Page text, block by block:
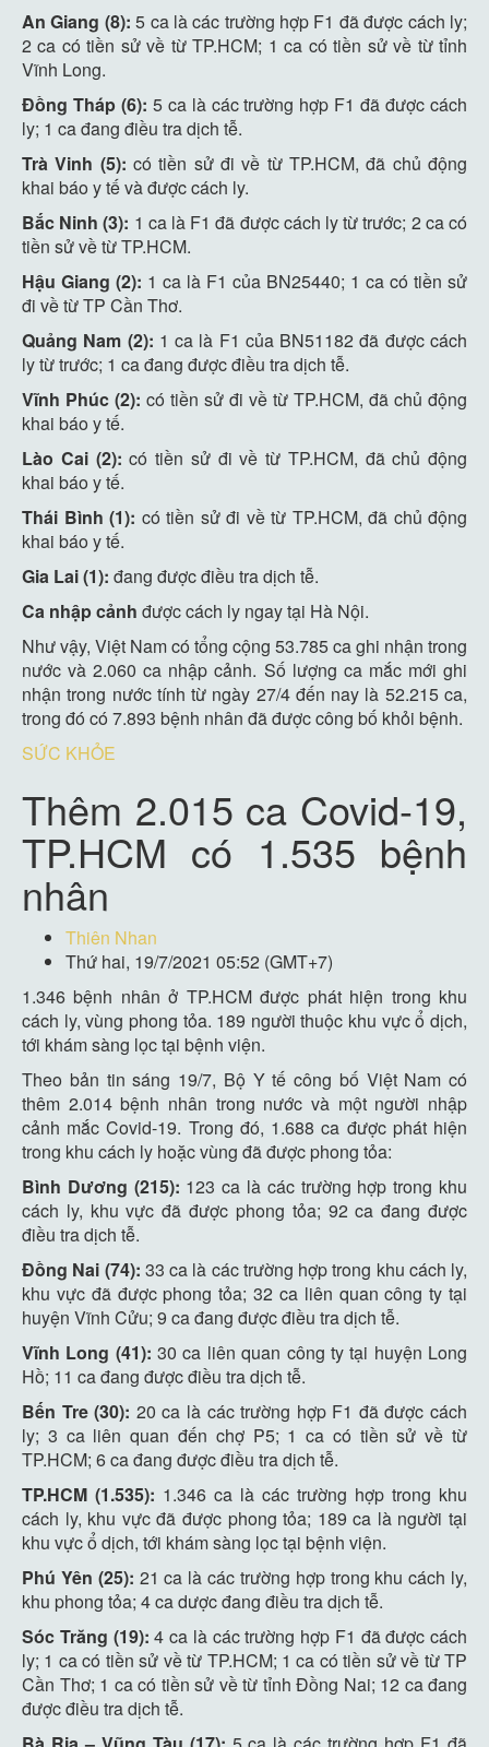
An Giang (8): 5 ca là các trường hợp F1 đã được cách ly;
2 ca có tiền sử về từ TP.HCM; 1 ca có tiền sử về từ tỉnh
Vĩnh Long.
Đồng Tháp (6): 5 ca là các trường hợp F1 đã được cách
ly; 1 ca đang điều tra dịch tễ.
Trà Vinh (5): có tiền sử đi về từ TP.HCM, đã chủ động
khai báo y tế và được cách ly.
Bắc Ninh (3): 1 ca là F1 đã được cách ly từ trước; 2 ca có
tiền sử về từ TP.HCM.
Hậu Giang (2): 1 ca là F1 của BN25440; 1 ca có tiền sử
đi về từ TP Cần Thơ.
Quảng Nam (2): 1 ca là F1 của BN51182 đã được cách
ly từ trước; 1 ca đang được điều tra dịch tễ.
Vĩnh Phúc (2): có tiền sử đi về từ TP.HCM, đã chủ động
khai báo y tế.
Lào Cai (2):có tiền sử đi về từ TP.HCM, đã chủ động
khai báo y tế.
Thái Bình (1): có tiền sử đi về từ TP.HCM, đã chủ động
khai báo y tế.
Gia Lai (1): đang được điều tra dịch tễ.
Ca nhập cảnh được cách ly ngay tại Hà Nội.
Như vậy, Việt Nam có tổng cộng 53.785 ca ghi nhận trong
nước và 2.060 ca nhập cảnh. Số lượng ca mắc mới ghi
nhận trong nước tính từ ngày 27/4 đến nay là 52.215 ca,
trong đó có 7.893 bệnh nhân đã được công bố khỏi bệnh.
SỨC KHỎE
Thêm 2.015 ca Covid-19,
TP.HCM có 1.535 bệnh
nhân
Thiên Nhan
Thứ hai, 19/7/2021 05:52 (GMT+7)
1.346 bệnh nhân ở TP.HCM được phát hiện trong khu
cách ly, vùng phong tỏa. 189 người thuộc khu vực ổ dịch,
tới khám sàng lọc tại bệnh viện.
Theo bản tin sáng 19/7, Bộ Y tế công bố Việt Nam có
thêm 2.014 bệnh nhân trong nước và một người nhập
cảnh mắc Covid-19. Trong đó, 1.688 ca được phát hiện
trong khu cách ly hoặc vùng đã được phong tỏa:
Bình Dương (215): 123 ca là các trường hợp trong khu
cách ly, khu vực đã được phong tỏa; 92 ca đang được
điều tra dịch tễ.
Đồng Nai (74): 33 ca là các trường hợp trong khu cách ly,
khu vực đã được phong tỏa; 32 ca liên quan công ty tại
huyện Vĩnh Cửu; 9 ca đang được điều tra dịch tễ.
Vĩnh Long (41):30 ca liên quan công ty tại huyện Long
Hồ; 11 ca đang được điều tra dịch tễ.
Bến Tre (30): 20 ca là các trường hợp F1 đã được cách
ly; 3 ca liên quan đến chợ P5; 1 ca có tiền sử về từ
TP.HCM; 6 ca đang được điều tra dịch tễ.
TP.HCM (1.535): 1.346 ca là các trường hợp trong khu
cách ly, khu vực đã được phong tỏa; 189 ca là người tại
khu vực ổ dịch, tới khám sàng lọc tại bệnh viện.
Phú Yên (25): 21 ca là các trường hợp trong khu cách ly,
khu phong tỏa; 4 ca dược đang điều tra dịch tễ.
Sóc Trăng (19): 4 ca là các trường hợp F1 đã được cách
ly; 1 ca có tiền sử về từ TP.HCM; 1 ca có tiền sử về từ TP
Cần Thơ; 1 ca có tiền sử về từ tỉnh Đồng Nai; 12 ca đang
được điều tra dịch tễ.